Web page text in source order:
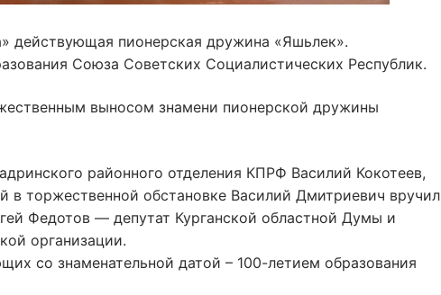
действующая пионерская дружина «Яшьлек».
Союза Советских Социалистических Республик.
выносом знамени пионерской дружины
районного отделения КПРФ Василий Кокотеев,
торжественной обстановке Василий Дмитриевич вручил
Федотов — депутат Курганской областной Думы и
организации.
со знаменательной датой – 100-летием образования